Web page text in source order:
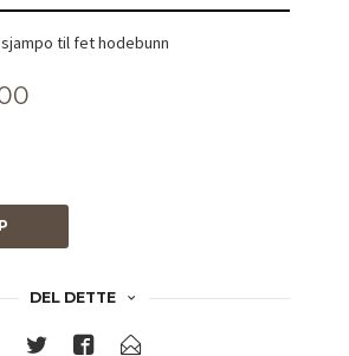
til fet hodebunn
DEL DETTE